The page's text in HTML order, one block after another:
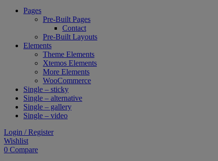
Pages
Pre-Built Pages
Contact
Pre-Built Layouts
Elements
Theme Elements
Xtemos Elements
More Elements
WooCommerce
Single – sticky
Single – alternative
Single – gallery
Single – video
Login / Register
Wishlist
0 Compare